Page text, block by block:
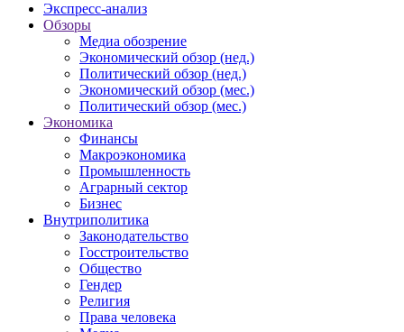
Экспресс-анализ
Обзоры
Медиа обозрение
Экономический обзор (нед.)
Политический обзор (нед.)
Экономический обзор (мес.)
Политический обзор (мес.)
Экономика
Финансы
Макроэкономика
Промышленность
Аграрный сектор
Бизнес
Внутриполитика
Законодательство
Госстроительство
Общество
Гендер
Религия
Права человека